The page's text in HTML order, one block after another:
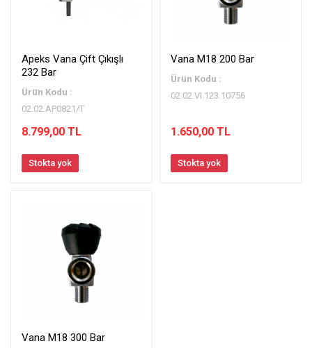
Apeks Vana Çift Çıkışlı
232 Bar
Ürün Kodu :
02.02.AP0821/T
8.799,00 TL
Stokta yok
Vana M18 200 Bar
Ürün Kodu :
02.02.VI.123.10756
1.650,00 TL
Stokta yok
Vana M18 300 Bar